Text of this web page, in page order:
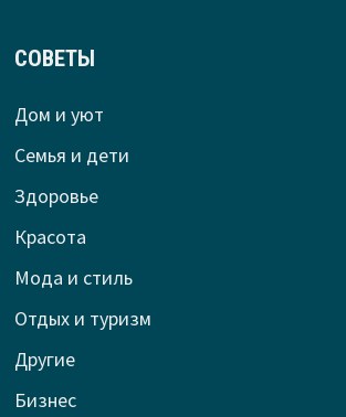
СОВЕТЫ
Дом и уют
Семья и дети
Здоровье
Красота
Мода и стиль
Отдых и туризм
Другие
Бизнес